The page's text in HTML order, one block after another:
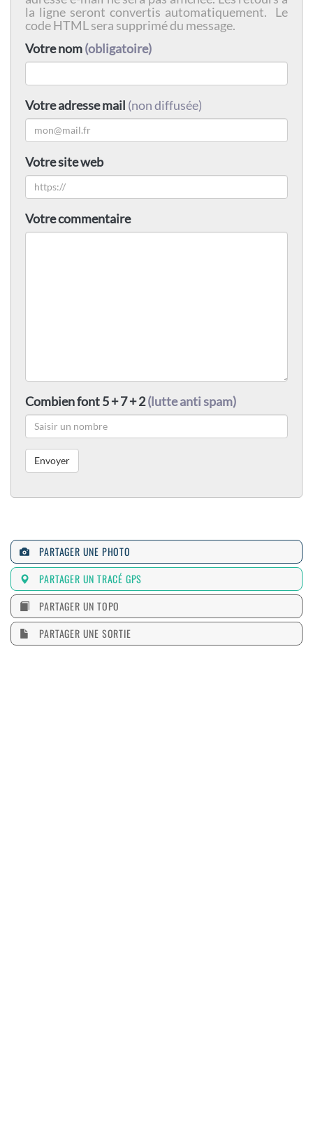
la ligne seront convertis automatiquement. Le
code HTML sera supprimé du message.
Votre nom(obligatoire)
Votre adresse mail (non diffusée)
Votre site web
Votre commentaire
Combien font 5 + 7 + 2(lutte anti spam)
PARTAGER UNE PHOTO
PARTAGER UN TRACÉ GPS
PARTAGER UN TOPO
PARTAGER UNE SORTIE